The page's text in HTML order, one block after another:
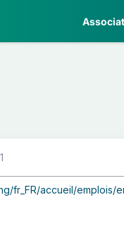
fr_FR/accueil/emplois/